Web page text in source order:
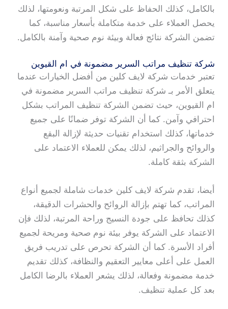
بالكامل، كذلك الحفاظ على شكل المرتبة ونعومتها، لذلك
يحصل العملاء على خدمة متكاملة بأسعار مناسبة، كما
تضمن الشركة نتائج فعالة وبيئة نوم صحية وآمنة بالكامل.
شركة تنظيف مراتب السرير مضمونة في ام القيوين
تعتبر خدمات شركة لايف كلين من أفضل الخيارات عندما
يتعلق الأمر بـ شركة تنظيف مراتب السرير مضمونة في
ام القيوين، حيث تضمن الشركة تنظيف المراتب بشكل
احترافي وآمن. كما أن الشركة توفر ضمانًا على جميع
خدماتها، كذلك استخدام تقنيات حديثة لإزالة البقع
والروائح والجراثيم، لذلك يمكن للعملاء الاعتماد على
الشركة بثقة كاملة.
أيضا، تقدم شركة لايف كلين خدمات شاملة لجميع أنواع
المراتب، كما تهتم بإزالة الروائح والحشرات الدقيقة،
كذلك تحافظ على جودة النسيج وراحة المرتبة، لذلك فإن
الاعتماد على الشركة يوفر بيئة نوم صحية ومريحة لجميع
أفراد الأسرة. كما أن الشركة تحرص على تدريب فريق
العمل على أعلى معايير التعقيم والنظافة، كذلك تقديم
خدمة مضمونة وفعالة، لذلك يشعر العملاء بالرضا الكامل
بعد كل عملية تنظيف.